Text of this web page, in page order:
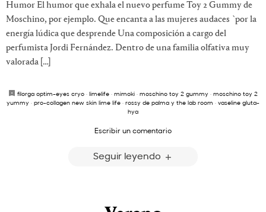
Humor El humor que exhala el nuevo perfume Toy 2 Gummy de
Moschino, por ejemplo. Que encanta a las mujeres audaces `por la
energía lúdica que desprende Una composición a cargo del
perfumista Jordi Fernández. Dentro de una familia olfativa muy
valorada […]
filorga optim-eyes cryo · limelife · mimoki · moschino toy 2 gummy · moschino toy 2
yummy · pro-collagen new skin lime life · rossy de palma y the lab room · vaseline gluta-
hya
Escribir un comentario
Seguir leyendo